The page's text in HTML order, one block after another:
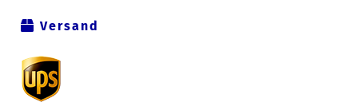
Versand